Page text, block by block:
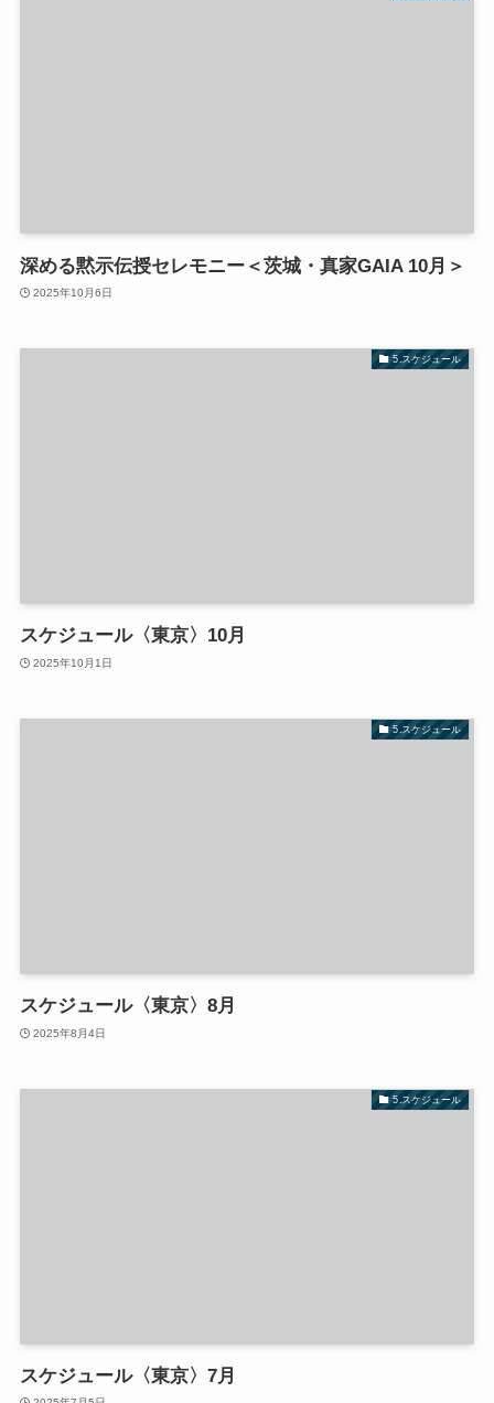
深める黙示伝授セレモニー＜茨城・真家GAIA 10月＞
2025年10月6日
5.スケジュール
スケジュール〈東京〉10月
2025年10月1日
5.スケジュール
スケジュール〈東京〉8月
2025年8月4日
5.スケジュール
スケジュール〈東京〉7月